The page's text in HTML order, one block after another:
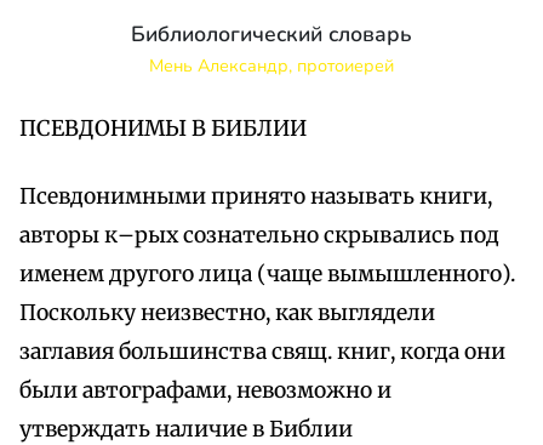
Библиологический словарь
Мень Александр, протоиерей
ПСЕВДОНИМЫ В БИБЛИИ
Псевдонимными принято называть книги,
авторы к–рых сознательно скрывались под
именем другого лица (чаще вымышленного).
Поскольку неизвестно, как выглядели
заглавия большинства свящ. книг, когда они
были автографами, невозможно и
утверждать наличие в Библии